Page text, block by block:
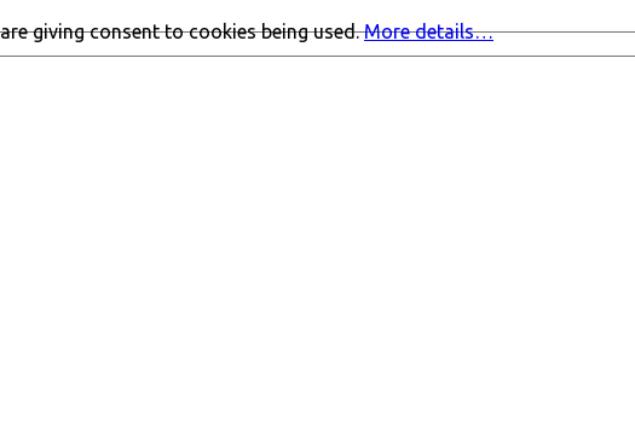
giving consent to cookies being used.More details…